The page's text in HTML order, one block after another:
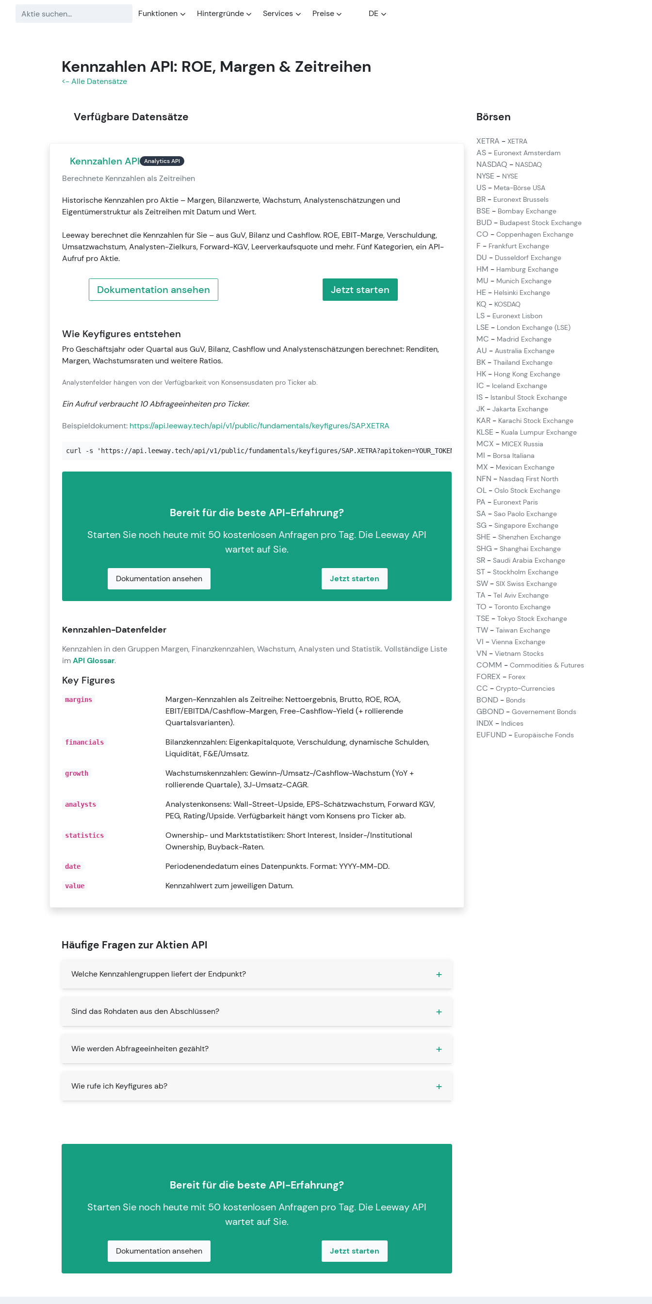
Funktionen Hintergründe Services Preise DE
Kennzahlen API: ROE, Margen & Zeitreihen
<- Alle Datensätze
Verfügbare Datensätze
Kennzahlen API Analytics API
Berechnete Kennzahlen als Zeitreihen
Historische Kennzahlen pro Aktie – Margen, Bilanzwerte, Wachstum, Analystenschätzungen und
Eigentümerstruktur als Zeitreihen mit Datum und Wert.
Leeway berechnet die Kennzahlen für Sie – aus GuV, Bilanz und Cashflow. ROE, EBIT-Marge, Verschuldung,
Umsatzwachstum, Analysten-Zielkurs, Forward-KGV, Leerverkaufsquote und mehr. Fünf Kategorien, ein API-
Aufruf pro Aktie.
Dokumentation ansehen Jetzt starten
Wie Keyfigures entstehen
Pro Geschäftsjahr oder Quartal aus GuV, Bilanz, Cashflow und Analystenschätzungen berechnet: Renditen,
Margen, Wachstumsraten und weitere Ratios.
Analystenfelder hängen von der Verfügbarkeit von Konsensusdaten pro Ticker ab.
Ein Aufruf verbraucht 10 Abfrageeinheiten pro Ticker.
Beispieldokument: https://api.leeway.tech/api/v1/public/fundamentals/keyfigures/SAP.XETRA
curl -s 'https://api.leeway.tech/api/v1/public/fundamentals/keyfigures/SAP.XETRA?apitoken=YOUR_TOKEN'
Bereit für die beste API-Erfahrung?
Starten Sie noch heute mit 50 kostenlosen Anfragen pro Tag. Die Leeway API
wartet auf Sie.
Dokumentation ansehen Jetzt starten
Kennzahlen-Datenfelder
Kennzahlen in den Gruppen Margen, Finanzkennzahlen, Wachstum, Analysten und Statistik. Vollständige Liste
imAPI Glossar.
Key Figures
margins
Margen-Kennzahlen als Zeitreihe: Nettoergebnis, Brutto, ROE, ROA,
EBIT/EBITDA/Cashflow-Margen, Free-Cashflow-Yield (+ rollierende
Quartalsvarianten).
financials
Bilanzkennzahlen: Eigenkapitalquote, Verschuldung, dynamische Schulden,
Liquidität, F&E/Umsatz.
growth
Wachstumskennzahlen: Gewinn-/Umsatz-/Cashflow-Wachstum (YoY +
rollierende Quartale), 3J-Umsatz-CAGR.
analysts
Analystenkonsens: Wall-Street-Upside, EPS-Schätzwachstum, Forward KGV,
PEG, Rating/Upside. Verfügbarkeit hängt vom Konsens pro Ticker ab.
statistics
Ownership- und Marktstatistiken: Short Interest, Insider-/Institutional
Ownership, Buyback-Raten.
date Periodenendedatum eines Datenpunkts. Format: YYYY-MM-DD.
value Kennzahlwert zum jeweiligen Datum.
Häufige Fragen zur Aktien API
Welche Kennzahlengruppen liefert der Endpunkt? +
Sind das Rohdaten aus den Abschlüssen? +
Wie werden Abfrageeinheiten gezählt? +
Wie rufe ich Keyfigures ab? +
Bereit für die beste API-Erfahrung?
Starten Sie noch heute mit 50 kostenlosen Anfragen pro Tag. Die Leeway API
wartet auf Sie.
Dokumentation ansehen Jetzt starten
Börsen
XETRA - XETRA
AS - Euronext Amsterdam
NASDAQ - NASDAQ
NYSE - NYSE
US - Meta-Börse USA
BR - Euronext Brussels
BSE - Bombay Exchange
BUD - Budapest Stock Exchange
CO - Coppenhagen Exchange
F - Frankfurt Exchange
DU - Dusseldorf Exchange
HM - Hamburg Exchange
MU - Munich Exchange
HE - Helsinki Exchange
KQ - KOSDAQ
LS - Euronext Lisbon
LSE - London Exchange (LSE)
MC - Madrid Exchange
AU - Australia Exchange
BK - Thailand Exchange
HK - Hong Kong Exchange
IC - Iceland Exchange
IS - Istanbul Stock Exchange
JK - Jakarta Exchange
KAR - Karachi Stock Exchange
KLSE - Kuala Lumpur Exchange
MCX - MICEX Russia
MI - Borsa Italiana
MX - Mexican Exchange
NFN - Nasdaq First North
OL - Oslo Stock Exchange
PA - Euronext Paris
SA - Sao Paolo Exchange
SG - Singapore Exchange
SHE - Shenzhen Exchange
SHG - Shanghai Exchange
SR - Saudi Arabia Exchange
ST - Stockholm Exchange
SW - SIX Swiss Exchange
TA - Tel Aviv Exchange
TO - Toronto Exchange
TSE - Tokyo Stock Exchange
TW - Taiwan Exchange
VI - Vienna Exchange
VN - Vietnam Stocks
COMM - Commodities & Futures
FOREX - Forex
CC - Crypto-Currencies
BOND - Bonds
GBOND - Governement Bonds
INDX - Indices
EUFUND - Europäische Fonds